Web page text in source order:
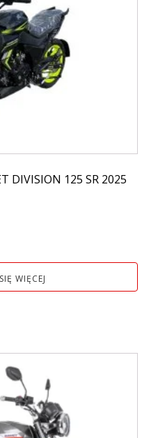
DIVISION 125 SR 2025
WIĘCEJ